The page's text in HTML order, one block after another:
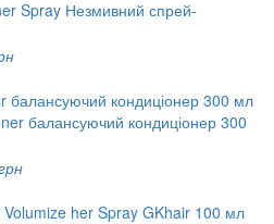
балансуючий кондиціонер 300 мл
her Spray GKhair 100 мл